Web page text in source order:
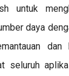
untuk
daya
dan
seluruh